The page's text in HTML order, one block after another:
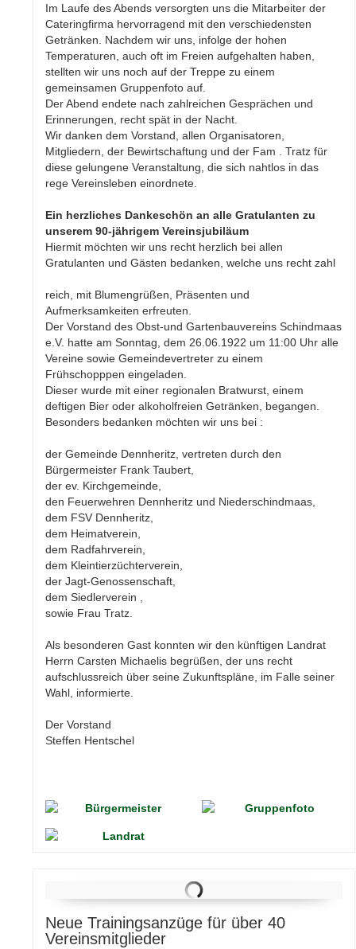
Im Laufe des Abends versorgten uns die Mitarbeiter der
Cateringfirma hervorragend mit den verschiedensten
Getränken. Nachdem wir uns, infolge der hohen
Temperaturen, auch oft im Freien aufgehalten haben,
stellten wir uns noch auf der Treppe zu einem
gemeinsamen Gruppenfoto auf.
Der Abend endete nach zahlreichen Gesprächen und
Erinnerungen, recht spät in der Nacht.
Wir danken dem Vorstand, allen Organisatoren,
Mitgliedern, der Bewirtschaftung und der Fam . Tratz für
diese gelungene Veranstaltung, die sich nahtlos in das
rege Vereinsleben einordnete.
Ein herzliches Dankeschön an alle Gratulanten zu
unserem 90-jährigem Vereinsjubiläum
Hiermit möchten wir uns recht herzlich bei allen
Gratulanten und Gästen bedanken, welche uns recht zahl
reich, mit Blumengrüßen, Präsenten und
Aufmerksamkeiten erfreuten.
Der Vorstand des Obst-und Gartenbauvereins Schindmaas
e.V. hatte am Sonntag, dem 26.06.1922 um 11:00 Uhr alle
Vereine sowie Gemeindevertreter zu einem
Frühschopppen eingeladen.
Dieser wurde mit einer regionalen Bratwurst, einem
deftigen Bier oder alkoholfreien Getränken, begangen.
Besonders bedanken möchten wir uns bei :
der Gemeinde Dennheritz, vertreten durch den
Bürgermeister Frank Taubert,
der ev. Kirchgemeinde,
den Feuerwehren Dennheritz und Niederschindmaas,
dem FSV Dennheritz,
dem Heimatverein,
dem Radfahrverein,
dem Kleintierzüchterverein,
der Jagt-Genossenschaft,
dem Siedlerverein ,
sowie Frau Tratz.
Als besonderen Gast konnten wir den künftigen Landrat
Herrn Carsten Michaelis begrüßen, der uns recht
aufschlussreich über seine Zukunftspläne, im Falle seiner
Wahl, informierte.
Der Vorstand
Steffen Hentschel
Neue Trainingsanzüge für über 40
Vereinsmitglieder